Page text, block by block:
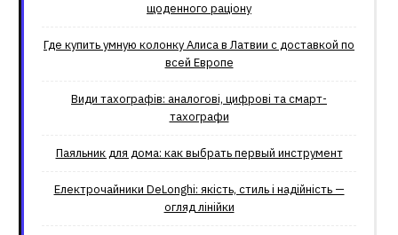
щоденного раціону
Где купить умную колонку Алиса в Латвии с доставкой по
всей Европе
Види тахографів: аналогові, цифрові та смарт-
тахографи
Паяльник для дома: как выбрать первый инструмент
Електрочайники DeLonghi: якість, стиль і надійність —
огляд лінійки